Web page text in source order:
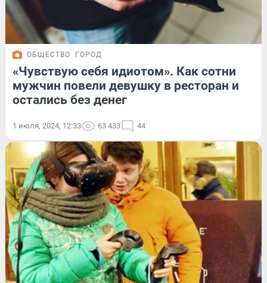
ОБЩЕСТВО ГОРОД
«Чувствую себя идиотом». Как сотни
мужчин повели девушку в ресторан и
остались без денег
1 июля, 2024, 12:33 63 433 44